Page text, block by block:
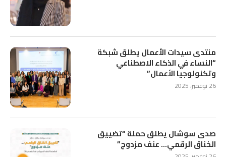
منتدى سيدات الأعمال يطلق شبكة
“النساء في الذكاء الاصطناعي
وتكنولوجيا الأعمال”
26 نوفمبر، 2025
صدى سوشال يطلق حملة “تضييق
الخناق الرقمي… عنف مزدوج”